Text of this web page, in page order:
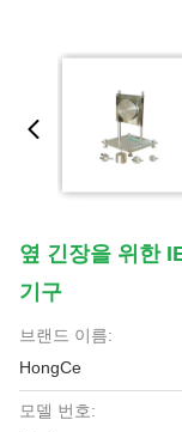
옆 긴장을 위한
기구
브랜드 이름:
HongCe
모델 번호: